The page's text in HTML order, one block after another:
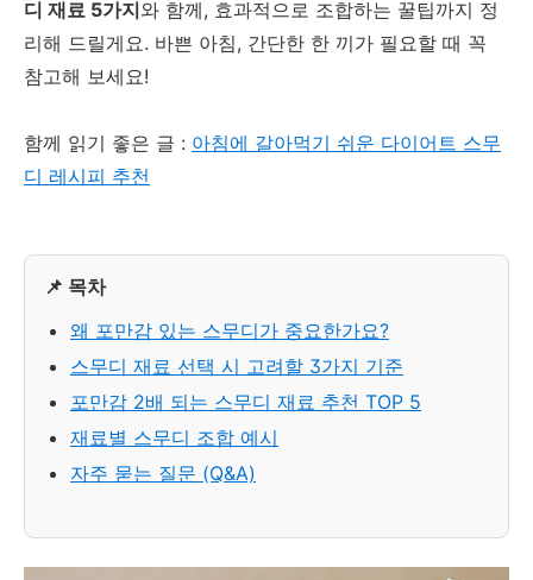
디 재료 5가지와 함께, 효과적으로 조합하는 꿀팁까지 정
리해 드릴게요. 바쁜 아침, 간단한 한 끼가 필요할 때 꼭
참고해 보세요!
함께 읽기 좋은 글 : 아침에 갈아먹기 쉬운 다이어트 스무
디 레시피 추천
📌 목차
왜 포만감 있는 스무디가 중요한가요?
스무디 재료 선택 시 고려할 3가지 기준
포만감 2배 되는 스무디 재료 추천 TOP 5
재료별 스무디 조합 예시
자주 묻는 질문 (Q&A)